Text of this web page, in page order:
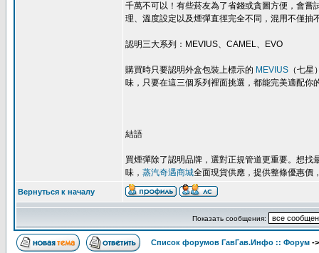
千萬不可以！有些菸友為了省錢或貪圖方便，會嘗
理、溫度設定以及煙彈直徑完全不同，混用不僅
認明三大系列：MEVIUS、CAMEL、EVO
購買時只要認明外盒包裝上標示的 MEVIUS （七
味，只要在這三個系列裡面挑選，都能完美適配你
結語
買煙彈除了認明品牌，選對正規管道更重要。想
味， 蒸汽奇遇商城全面現貨供應，提供整條優惠價
Вернуться к началу
Показать сообщения:
Список форумов ГавГав.Инфо :: Форум -